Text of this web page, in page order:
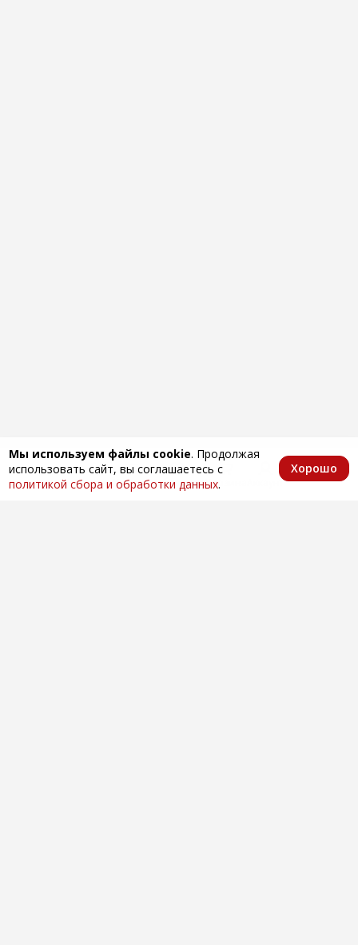
Мы используем файлы cookie. Продолжая
использовать сайт, вы соглашаетесь с
политикой сбора и обработки данных.
Хорошо
Главная КаталогИзбранноеКорзина Аккаунт